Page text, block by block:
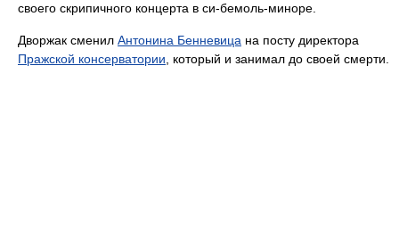
своего скрипичного концерта в си-бемоль-миноре.
Дворжак сменил Антонина Бенневица на посту директора
Пражской консерватории , который и занимал до своей смерти.